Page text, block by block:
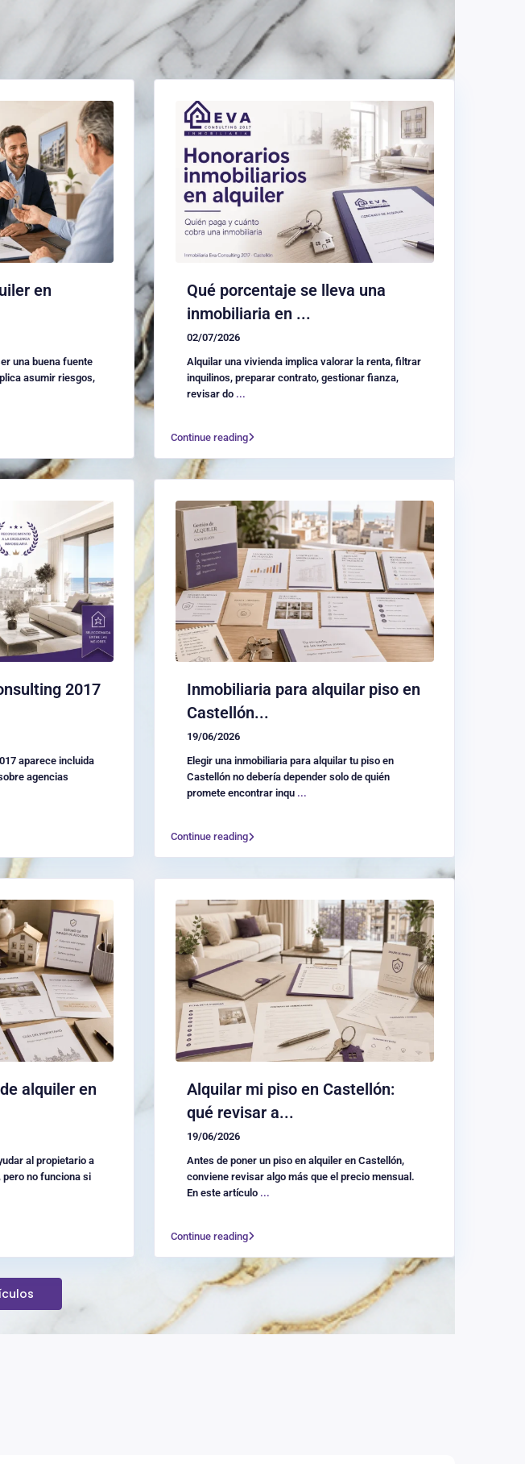
en
una buena fuente
asumir riesgos,
Qué porcentaje se lleva una
inmobiliaria en ...
02/07/2026
Alquilar una vivienda implica valorar la renta, filtrar
inquilinos, preparar contrato, gestionar fianza,
revisar do ...
Continue reading
2017
aparece incluida
agencias
Inmobiliaria para alquilar piso en
Castellón...
19/06/2026
Elegir una inmobiliaria para alquilar tu piso en
Castellón no debería depender solo de quién
promete encontrar inqu ...
Continue reading
alquiler en
al propietario a
no funciona si
Alquilar mi piso en Castellón:
qué revisar a...
19/06/2026
Antes de poner un piso en alquiler en Castellón,
conviene revisar algo más que el precio mensual.
En este artículo ...
Continue reading